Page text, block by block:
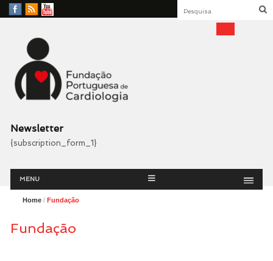
Facebook
RSS
YouTube
Fundação Portuguesa
Cardiologia
Newsletter
{subscription_form_1}
Menu
MENU
Home/ Fundação
Fundação